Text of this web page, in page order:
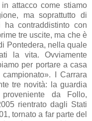
attacco come stiamo
ma soprattutto di
contraddistinto con
tre uscite, ma che è
Pontedera, nella quale
la vita. Ovviamente
per portare a casa
I Carrara
tre novità: la guardia
da Follo,
rientrato dagli Stati
tornato a far parte del